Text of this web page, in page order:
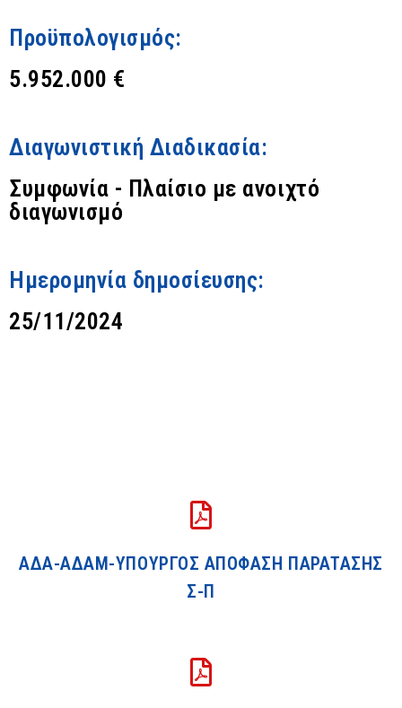
Προϋπολογισμός:
5.952.000 €
Διαγωνιστική Διαδικασία:
Συμφωνία - Πλαίσιο με ανοιχτό
διαγωνισμό
Ημερομηνία δημοσίευσης:
25/11/2024
ΑΔΑ-ΑΔΑΜ-ΥΠΟΥΡΓΟΣ ΑΠΟΦΑΣΗ ΠΑΡΑΤΑΣΗΣ
Σ-Π